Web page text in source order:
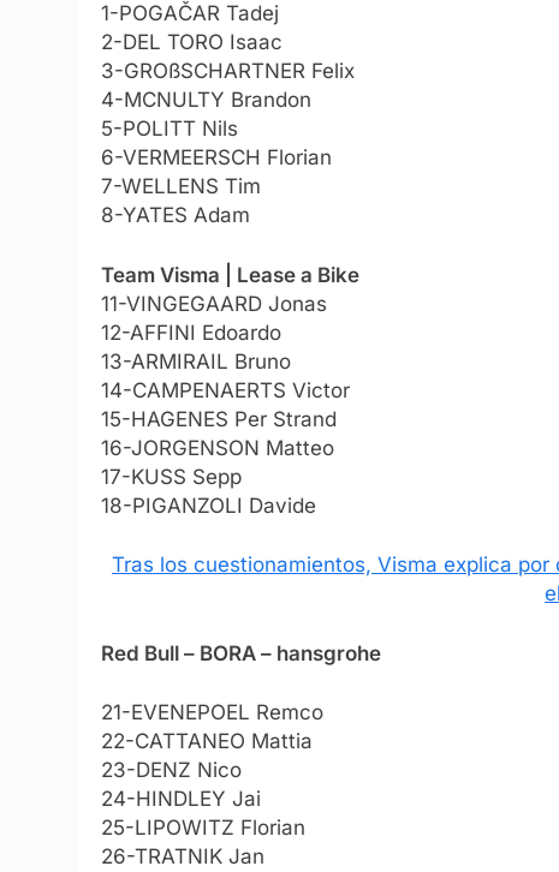
1-POGAČAR Tadej
2-DEL TORO Isaac
3-GROßSCHARTNER Felix
4-MCNULTY Brandon
5-POLITT Nils
6-VERMEERSCH Florian
7-WELLENS Tim
8-YATES Adam
Team Visma | Lease a Bike
11-VINGEGAARD Jonas
12-AFFINI Edoardo
13-ARMIRAIL Bruno
14-CAMPENAERTS Victor
15-HAGENES Per Strand
16-JORGENSON Matteo
17-KUSS Sepp
18-PIGANZOLI Davide
Tras los cuestionamientos, Visma explica
Red Bull – BORA – hansgrohe
21-EVENEPOEL Remco
22-CATTANEO Mattia
23-DENZ Nico
24-HINDLEY Jai
25-LIPOWITZ Florian
26-TRATNIK Jan